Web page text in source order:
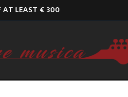
AT LEAST € 300